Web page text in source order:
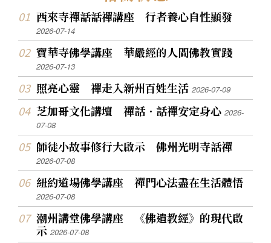
西來寺禪話話禪講座 行者養心自性顯發
2026-07-14
寶華寺佛學講座 華嚴經的人間佛教實踐
2026-07-13
照亮心靈 禪走入新州百姓生活2026-07-09
芝加哥文化講壇 禪話．話禪安定身心2026-
07-08
師徒小故事修行大啟示 佛州光明寺話禪
2026-07-08
紐約道場佛學講座 禪門心法盡在生活體悟
2026-07-08
潮州講堂佛學講座 《佛遺教經》的現代啟
示2026-07-08